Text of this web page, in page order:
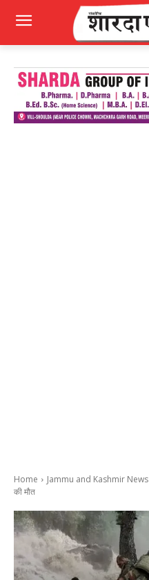
Home Jammu and Kashmir News
की मौत